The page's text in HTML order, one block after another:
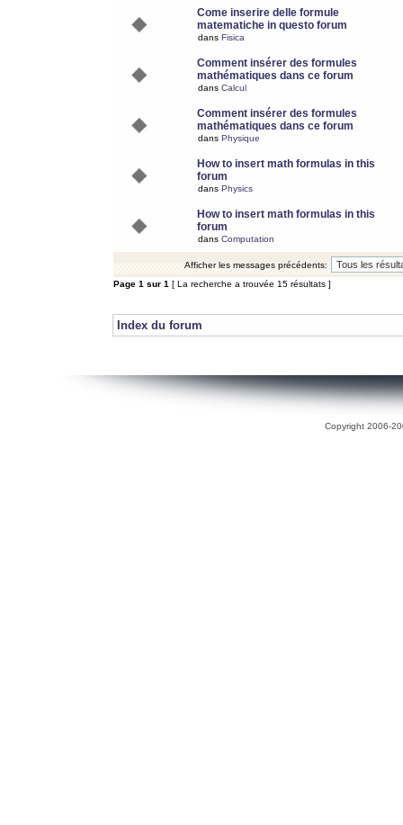
Come inserire delle formule
matematiche in questo forum
dans Fisica
Comment insérer des formules
mathématiques dans ce forum
dans Calcul
Comment insérer des formules
mathématiques dans ce forum
dans Physique
How to insert math formulas in this
forum
dans Physics
How to insert math formulas in this
forum
dans Computation
Afficher les messages précédents:
Page 1 sur 1 [ La recherche a trouvée 15 résultats ]
Index du forum
Copyright 2006-